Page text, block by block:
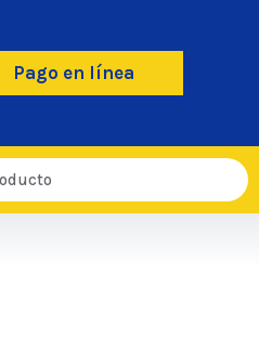
Pago en línea